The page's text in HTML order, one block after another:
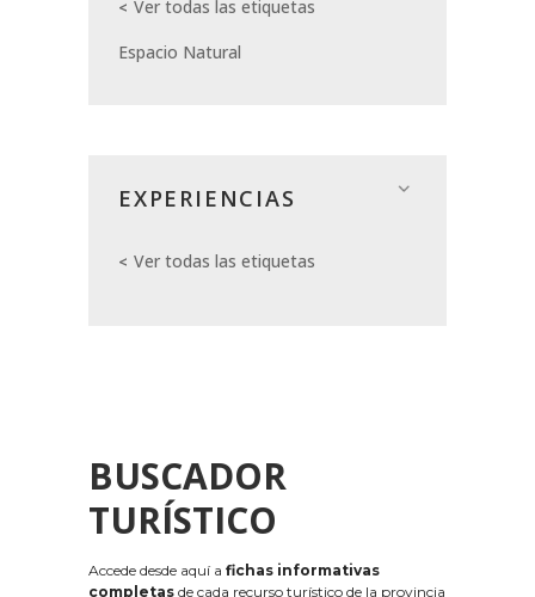
Ver todas las etiquetas
Espacio Natural
EXPERIENCIAS
Ver todas las etiquetas
BUSCADOR
TURÍSTICO
Accede desde aquí a fichas informativas
completas de cada recurso turístico de la provincia